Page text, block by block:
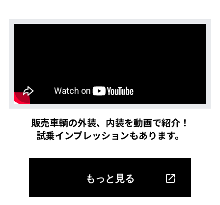
販売車輌の外装、内装を動画で紹介！
試乗インプレッションもあります。
もっと見る